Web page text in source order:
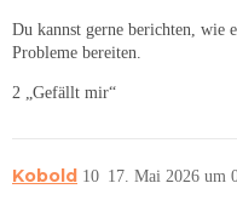
Du kannst gerne berichten, wie
Probleme bereiten.
2 „Gefällt mir“
Kobold 17. Mai 2026 um
10